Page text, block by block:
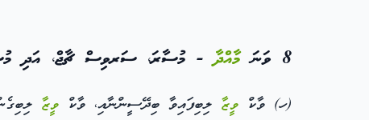
8 ވަނަ މާއްދާ- މުސާރަ، ސަރވިސް ޗާޖް، އަދި
(ހ) ވާކް ވީޒާ ލިބިފައިވާ ބިދޭސީންނާއި، ވާކް ވީޒާ